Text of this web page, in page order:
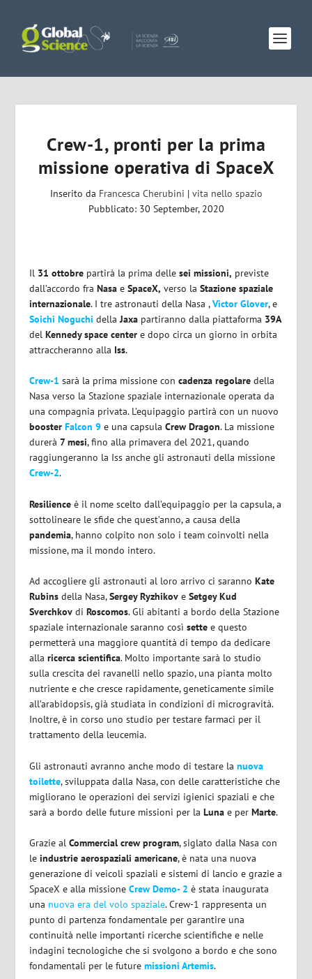
Crew-1, pronti per la prima
missione operativa di SpaceX
Inserito da Francesca Cherubini | vita nello spazio
Pubblicato: 30 September, 2020
Il 31 ottobre partirà la prima dellesei missioni, previste
dall’accordo fraNasa eSpaceX, verso laStazione spaziale
internazionale. I tre astronauti della Nasa ,Victor Glover, e
Soichi Noguchi della Jaxa partiranno dalla piattaforma 39A
delKennedy space center e dopo circa un giorno in orbita
attraccheranno alla Iss.
Crew-1 sarà la prima missione concadenza regolare della
Nasa verso la Stazione spaziale internazionale operata da
una compagnia privata. L’equipaggio partirà con un nuovo
boosterFalcon 9 e una capsulaCrew Dragon. La missione
durerà7 mesi, fino alla primavera del 2021, quando
raggiungeranno la Iss anche gli astronauti della missione
Crew-2.
Resilience è il nome scelto dall’equipaggio per la capsula, a
sottolineare le sfide che quest’anno, a causa della
pandemia, hanno colpito non solo i team coinvolti nella
missione, ma il mondo intero.
Ad accogliere gli astronauti al loro arrivo ci sarannoKate
Rubins della Nasa,Sergey Ryzhikov eSetgey Kud
Sverchkov diRoscomos. Gli abitanti a bordo della Stazione
spaziale internazionale saranno cosìsette e questo
permetterà una maggiore quantità di tempo da dedicare
allaricerca scientifica. Molto importante sarà lo studio
sulla crescita dei ravanelli nello spazio, una pianta molto
nutriente e che cresce rapidamente, geneticamente simile
all’arabidopsis, già studiata in condizioni di microgravità.
Inoltre, è in corso uno studio per testare farmaci per il
trattamento della leucemia.
Gli astronauti avranno anche modo di testare lanuova
toilette, sviluppata dalla Nasa, con delle caratteristiche che
migliorano le operazioni dei servizi igienici spaziali e che
sarà a bordo delle future missioni per laLuna e perMarte.
Grazie alCommercial crew program, siglato dalla Nasa con
leindustrie aerospaziali americane, è nata una nuova
generazione di veicoli spaziali e sistemi di lancio e grazie a
SpaceX e alla missioneCrew Demo- 2 è stata inaugurata
una nuova era del volo spaziale. Crew-1 rappresenta un
punto di partenza fondamentale per garantire una
continuità nelle importanti ricerche scientifiche e nelle
indagini tecnologiche che si svolgono a bordo e che sono
fondamentali per le futuremissioni Artemis.